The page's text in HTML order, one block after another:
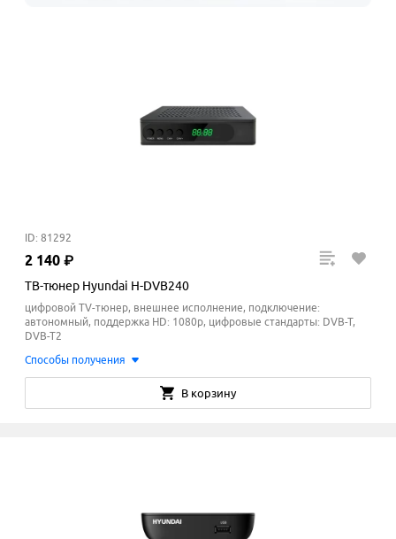
ID: 81292
2 140 ₽
ТВ-тюнер Hyundai H-DVB240
цифровой TV-тюнер, внешнее исполнение, подключение:
автономный, поддержка HD: 1080p, цифровые стандарты: DVB-T,
DVB-T2
Способы получения
В корзину